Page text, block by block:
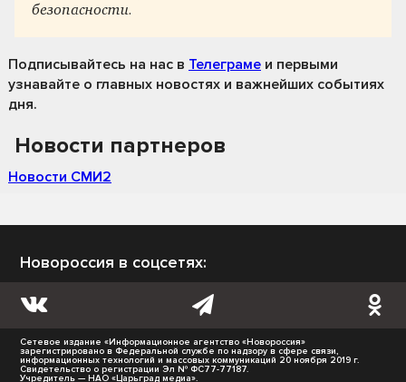
безопасности.
Подписывайтесь на нас в Телеграме и первыми
узнавайте о главных новостях и важнейших событиях
дня.
Новости партнеров
Новости СМИ2
Новороссия в соцсетях:
Сетевое издание «Информационное агентство «Новороссия»
зарегистрировано в Федеральной службе по надзору в сфере связи,
информационных технологий и массовых коммуникаций 20 ноября 2019 г.
Свидетельство о регистрации Эл № ФС77-77187.
Учредитель — НАО «Царьград медиа».